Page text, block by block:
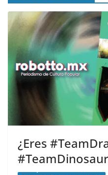
¿Eres